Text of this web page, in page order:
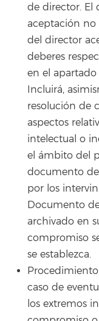
de director. El
aceptación
del director
deberes
en el
Incluirá,
resolución de
aspectos
intelectual o
el ámbito del
documento
por los
Documento
archivado en
compromiso
se establezca.
caso de
los extremos